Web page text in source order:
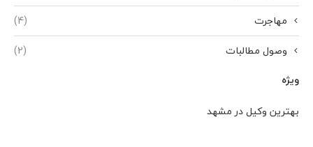
مهاجرت
(4)
وصول مطالبات
(2)
ویژه
بهترین وکیل در مشهد